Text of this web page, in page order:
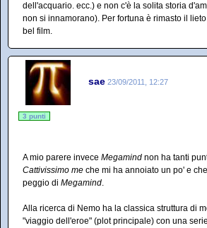
dell'acquario. ecc.) e non c'è la solita storia
non si innamorano). Per fortuna è rimasto il
bel film.
sae 23/09/2011, 12:27
3 punti
A mio parere invece Megamind non ha tanti
Cattivissimo me che mi ha annoiato un po' e
peggio di Megamind.
Alla ricerca di Nemo ha la classica struttura di
"viaggio dell'eroe" (plot principale) con una